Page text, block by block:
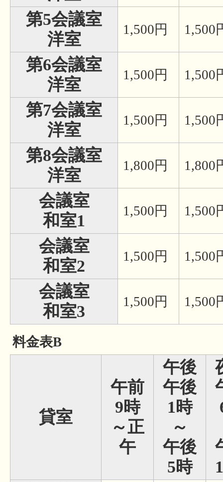
第5会議室
洋室
1,500円 1,500
第6会議室
洋室
1,500円 1,500
第7会議室
洋室
1,500円 1,500
第8会議室
洋室
1,800円 1,800
会議室
和室1
1,500円 1,500
会議室
和室2
1,500円 1,500
会議室
和室3
1,500円 1,500
料金表B
貸室
午前
9時
～正
午
午後
午後
1時
～
午後
5時